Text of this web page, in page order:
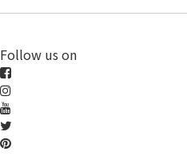
Follow us on